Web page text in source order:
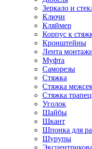
Зеркало и
Ключи
Кляймер
Корпус к
Кронштейны
Лента
Муфта
Саморезы
Стяжка
Стяжка
Стяжка
Уголок
Шайбы
Шкант
Шпонка для
Шурупы